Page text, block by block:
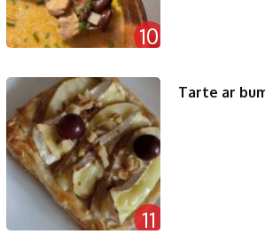
10
11
Tarte ar